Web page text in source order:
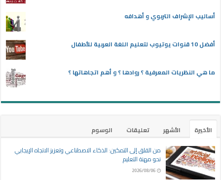
أساليب الإشراف التربوي و أهدافه
أفضل 10 قنوات يوتيوب لتعليم اللغة العربية للأطفال
ما هي النظريات المعرفية ؟ روادها ؟ و أهم اتجاهاتها ؟
الأخيرة الأشهر تعليقات
الوسوم
من القلق إلى التمكين: الذكاء الاصطناعي وتعزيز الاتجاه الإيجابي
نحو مهنة التعليم
2026/08/06